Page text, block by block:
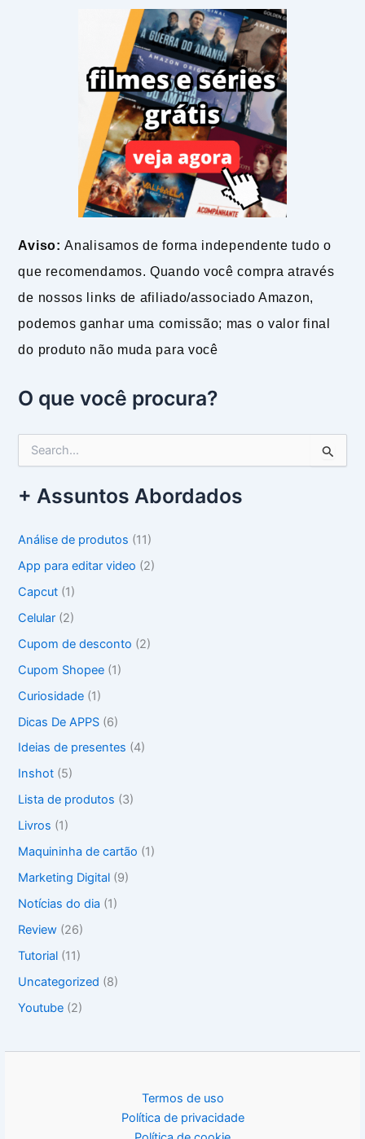
Aviso: Analisamos de forma independente tudo o
que recomendamos. Quando você compra através
de nossos links de afiliado/associado Amazon,
podemos ganhar uma comissão; mas o valor final
do produto não muda para você
O que você procura?
e
q
s
a
p
o
:
+ Assuntos Abordados
Análise de produtos (11)
App para editar video (2)
Capcut (1)
Celular (2)
Cupom de desconto (2)
Cupom Shopee (1)
Curiosidade (1)
Dicas De APPS (6)
Ideias de presentes (4)
Inshot (5)
Lista de produtos (3)
Livros (1)
Maquininha de cartão (1)
Marketing Digital (9)
Notícias do dia (1)
Review (26)
Tutorial (11)
Uncategorized (8)
Youtube (2)
Termos de uso
Política de privacidade